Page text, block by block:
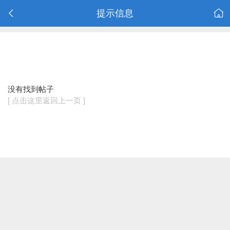
提示信息
没有找到帖子
[ 点击这里返回上一页 ]